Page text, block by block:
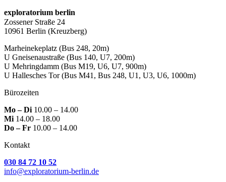
exploratorium berlin
Zossener Straße 24
10961 Berlin (Kreuzberg)
Marheinekeplatz (Bus 248, 20m)
U Gneisenaustraße (Bus 140, U7, 200m)
U Mehringdamm (Bus M19, U6, U7, 900m)
U Hallesches Tor(Bus M41, Bus 248, U1, U3, U6, 1000m)
Bürozeiten
Mo – Di 10.00 – 14.00
Mi 14.00 – 18.00
Do – Fr 10.00 – 14.00
Kontakt
030 84 72 10 52
info@exploratorium-berlin.de